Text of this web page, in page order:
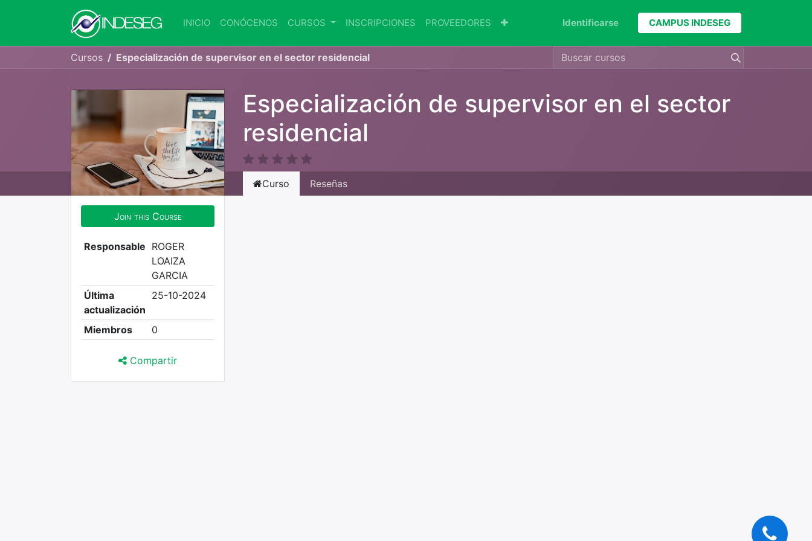
INICIO CONÓCENOS CURSOS INSCRIPCIONES PROVEEDORES Identificarse CAMPUS INDESEG
Cursos Especialización de supervisor en el sector residencial
Especialización de supervisor en el sector
residencial
Join this Course
Responsable ROGER
LOAIZA
GARCIA
Última
actualización
25-10-2024
Miembros 0
Compartir
Curso Reseñas